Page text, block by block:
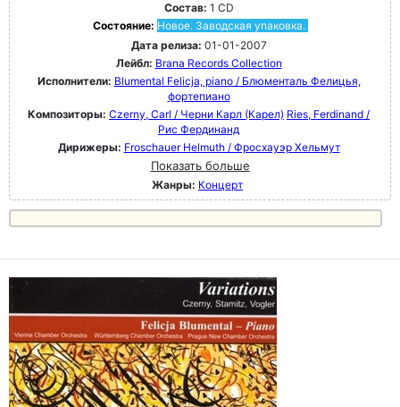
Состав: 1 CD
Состояние: Новое. Заводская упаковка.
Дата релиза: 01-01-2007
Лейбл: Brana Records Collection
Исполнители: Blumental Felicja, piano / Блюменталь Фелицья,
фортепиано
Композиторы: Czerny, Carl / Черни Карл (Карел) Ries, Ferdinand /
Рис Фердинанд
Дирижеры: Froschauer Helmuth / Фросхауэр Хельмут
Показать больше
Жанры: Концерт